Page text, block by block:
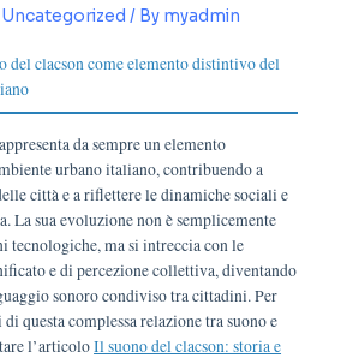
Uncategorized / By myadmin
del clacson come elemento distintivo del
da sempre un elemento
urbano italiano, contribuendo a
città e a riflettere le dinamiche sociali e
La sua evoluzione non è semplicemente
tecnologiche, ma si intreccia con le
e di percezione collettiva, diventando
sonoro condiviso tra cittadini. Per
questa complessa relazione tra suono e
l’articoloIl suono del clacson: storia e